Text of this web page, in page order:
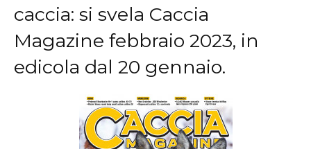
caccia: si svela Caccia
Magazine febbraio 2023, in
edicola dal 20 gennaio.